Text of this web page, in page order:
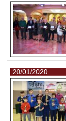
20/01/2020